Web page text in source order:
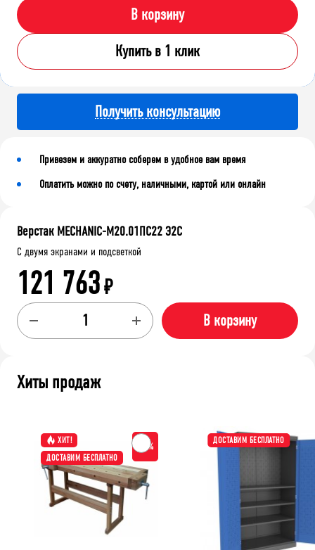
В корзину
Купить в 1 клик
Получить консультацию
Привезем и аккуратно соберем в удобное вам время
Оплатить можно по счету, наличными, картой или онлайн
Верстак MECHANIC-М20.01ПС22 Э2С
С двумя экранами и подсветкой
121 763₽
В корзину
Хиты продаж
ХИТ!
ДОСТАВИМ БЕСПЛАТНО
-15%
ДОСТАВИМ БЕСПЛАТНО